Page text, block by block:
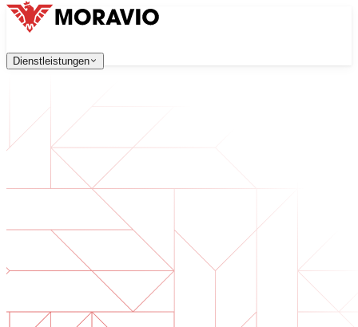
Dienstleistungen
Softwareentwicklung
Webanwendungen, die skalierbar, sicher und
Digitale Transformation
Digitalisieren Sie Ihr Unternehmen. Bereiten Sie sich auf
KI-Softwareentwicklung
Maßgeschneiderte KI-Tools, integriert in Ihre Prozesse.
Produktentwicklung
Von der Idee zum fertigen Produkt — Design,
Alle Dienstleistungen→
English
Kontaktieren Sie uns